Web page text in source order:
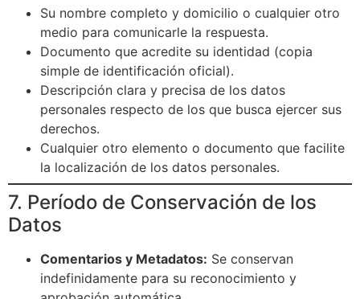
Su nombre completo y domicilio o cualquier otro
medio para comunicarle la respuesta.
Documento que acredite su identidad (copia
simple de identificación oficial).
Descripción clara y precisa de los datos
personales respecto de los que busca ejercer sus
derechos.
Cualquier otro elemento o documento que facilite
la localización de los datos personales.
7. Período de Conservación de los
Datos
Comentarios y Metadatos: Se conservan
indefinidamente para su reconocimiento y